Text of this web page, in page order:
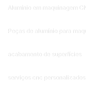
Alumínio em maquinagem
Peças de alumínio para
acabamento de superfícies
serviços cnc personalizados